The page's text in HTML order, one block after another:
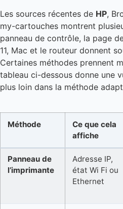
Les sources récentes de HP,
my-cartouches montrent
panneau de contrôle, la page
11, Mac et le routeur donnent
Certaines méthodes prennent
tableau ci-dessous donne une
plus loin dans la méthode
Méthode
Ce que cela
affiche
Panneau de
l’imprimante
Adresse IP,
état Wi Fi ou
Ethernet